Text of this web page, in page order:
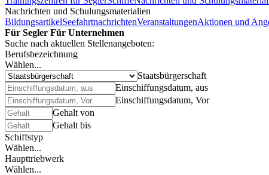
Nachrichten und Schulungsmaterialien
BildungsartikelSeefahrtnachrichtenVeranstaltungenAktionen und
Für Segler Für Unternehmen
Suche nach aktuellen Stellenangeboten:
Berufsbezeichnung
Wählen...
Staatsbürgerschaft
Einschiffungsdatum, aus
Einschiffungsdatum, Vor
Gehalt von
Gehalt bis
Schiffstyp
Wählen...
Haupttriebwerk
Wählen...